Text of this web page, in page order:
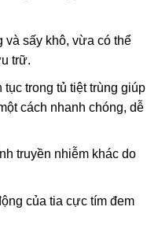
và sấy khô, vừa có thể
trữ.
trong tủ tiệt trùng giúp
cách nhanh chóng, dễ
truyền nhiễm khác do
của tia cực tím đem